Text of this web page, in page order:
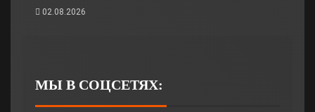
02.08.2026
МЫ В СОЦСЕТЯХ: